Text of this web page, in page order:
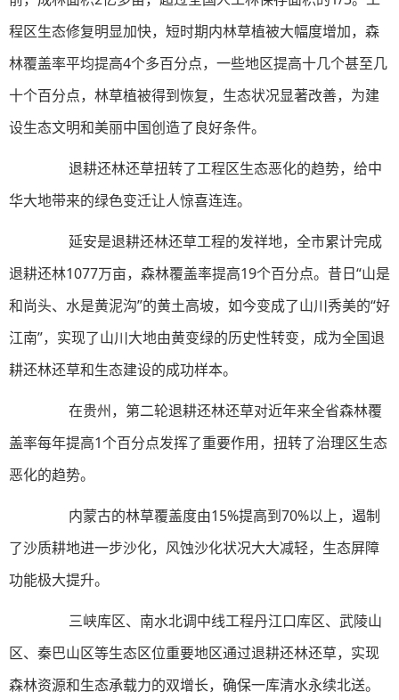
程区生态修复明显加快，短时期内林草植被大幅度增加，森
林覆盖率平均提高4个多百分点，一些地区提高十几个甚至几
十个百分点，林草植被得到恢复，生态状况显著改善，为建
设生态文明和美丽中国创造了良好条件。
退耕还林还草扭转了工程区生态恶化的趋势，给中
华大地带来的绿色变迁让人惊喜连连。
延安是退耕还林还草工程的发祥地，全市累计完成
退耕还林1077万亩，森林覆盖率提高19个百分点。昔日“山是
和尚头、水是黄泥沟”的黄土高坡，如今变成了山川秀美的“好
江南”，实现了山川大地由黄变绿的历史性转变，成为全国退
耕还林还草和生态建设的成功样本。
在贵州，第二轮退耕还林还草对近年来全省森林覆
盖率每年提高1个百分点发挥了重要作用，扭转了治理区生态
恶化的趋势。
内蒙古的林草覆盖度由15%提高到70%以上，遏制
了沙质耕地进一步沙化，风蚀沙化状况大大减轻，生态屏障
功能极大提升。
三峡库区、南水北调中线工程丹江口库区、武陵山
区、秦巴山区等生态区位重要地区通过退耕还林还草，实现
森林资源和生态承载力的双增长，确保一库清水永续北送。